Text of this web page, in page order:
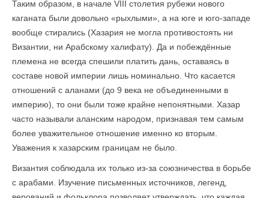
Таким образом, в начале VIII столетия рубежи нового
каганата были довольно «рыхлыми», а на юге и юго-западе
вообще стирались (Хазария не могла противостоять ни
Византии, ни Арабскому халифату). Да и побеждённые
племена не всегда спешили платить дань, оставаясь в
составе новой империи лишь номинально. Что касается
отношений с аланами (до 9 века не объединенными в
империю), то они были тоже крайне непонятными. Хазар
часто называли аланским народом, признавая тем самым
более уважительное отношение именно ко вторым.
Уважения к хазарским границам не было.
Византия соблюдала их только из-за союзничества в борьбе
с арабами. Изучение письменных источников, легенд,